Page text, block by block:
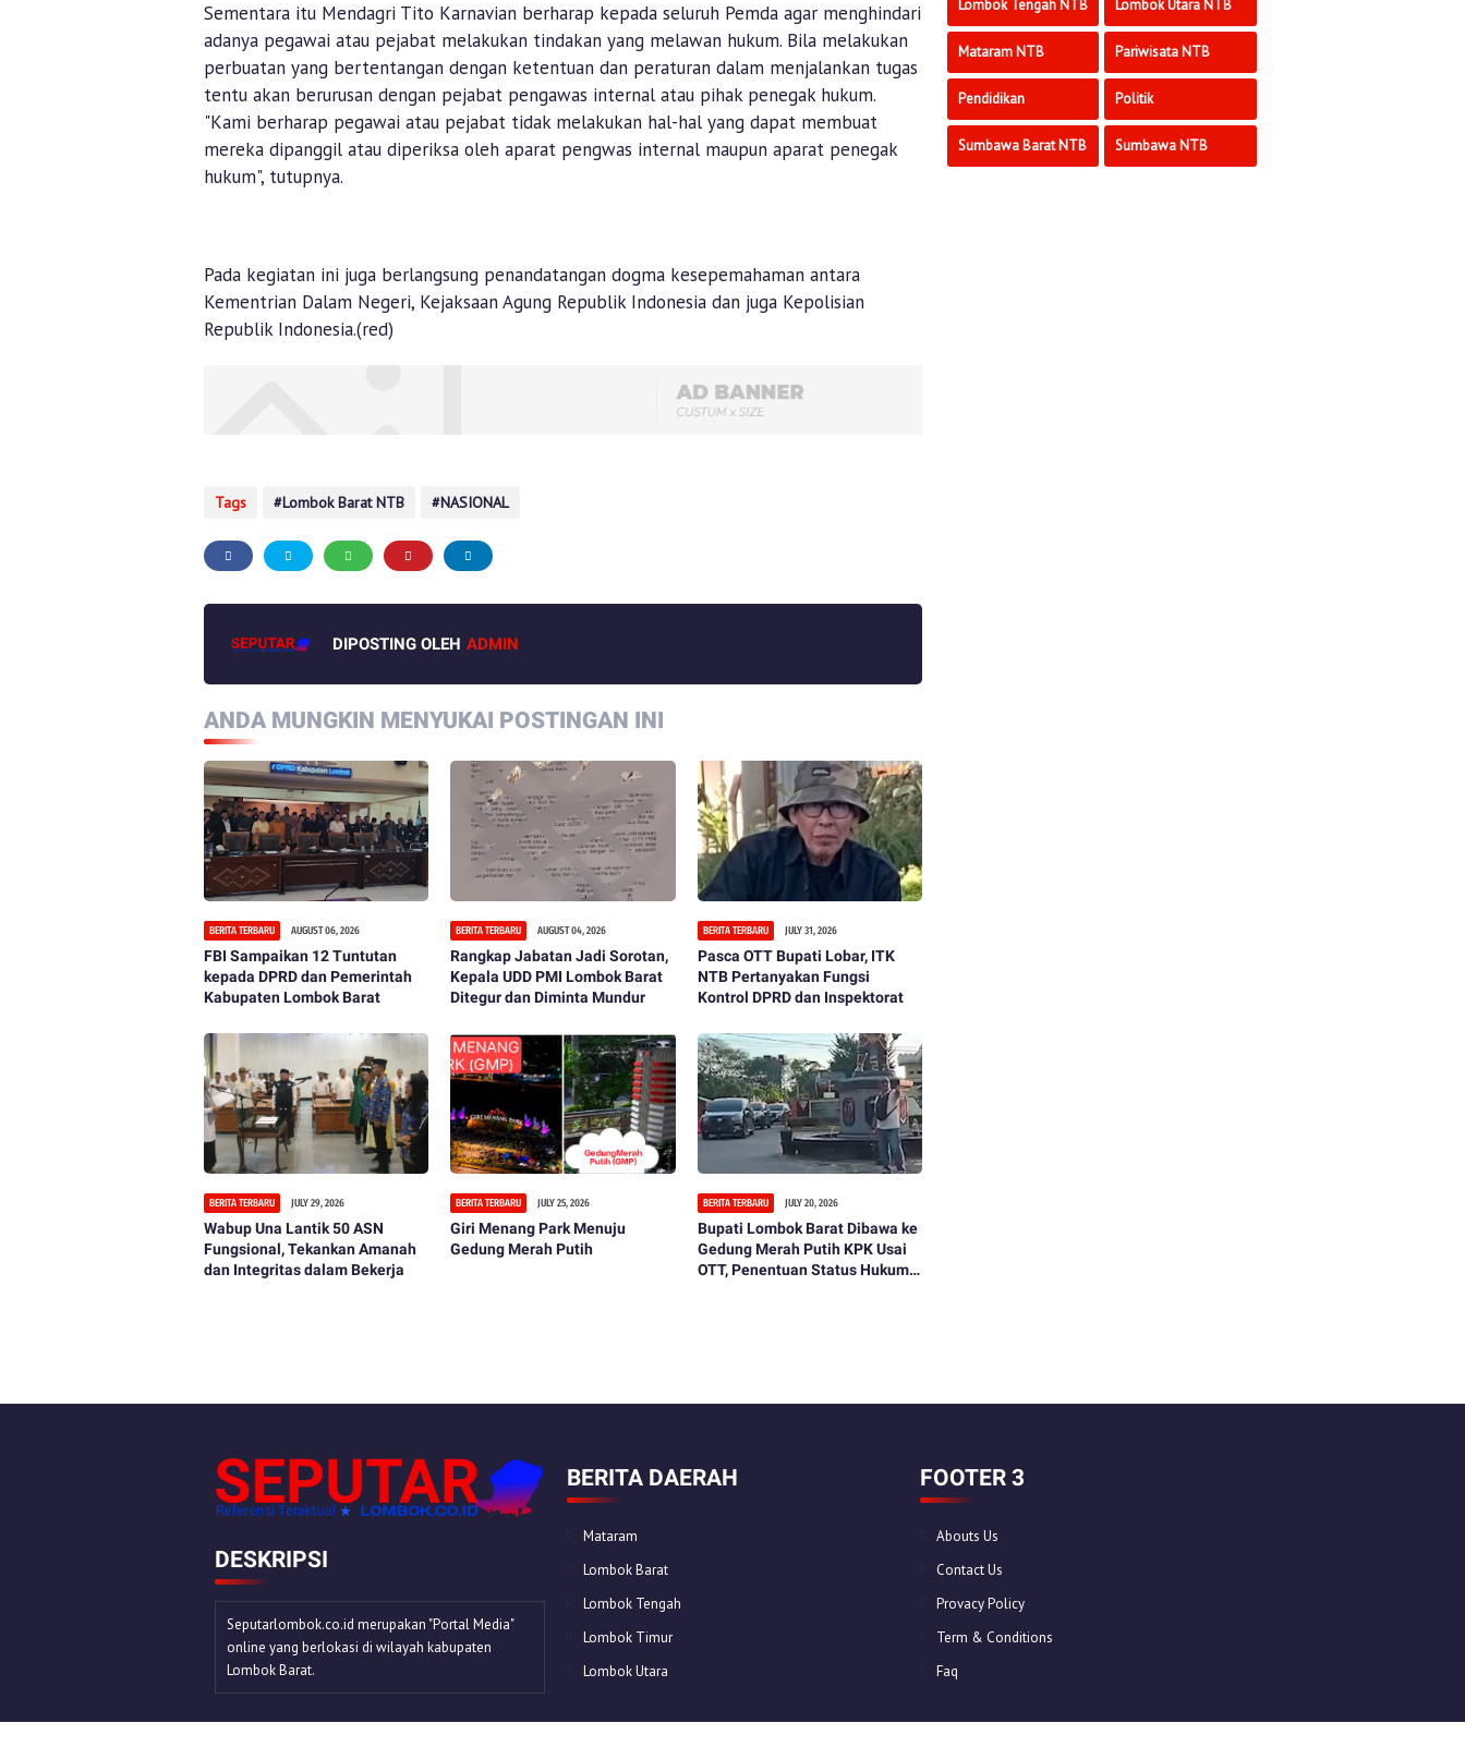
Sementara itu Mendagri Tito Karnavian berharap kepada seluruh Pemda agar menghindari
adanya pegawai atau pejabat melakukan tindakan yang melawan hukum. Bila melakukan
perbuatan yang bertentangan dengan ketentuan dan peraturan dalam menjalankan tugas
tentu akan berurusan dengan pejabat pengawas internal atau pihak penegak hukum.
"Kami berharap pegawai atau pejabat tidak melakukan hal-hal yang dapat membuat
mereka dipanggil atau diperiksa oleh aparat pengwas internal maupun aparat penegak
hukum", tutupnya.
Pada kegiatan ini juga berlangsung penandatangan dogma kesepemahaman antara
Kementrian Dalam Negeri, Kejaksaan Agung Republik Indonesia dan juga Kepolisian
Republik Indonesia.(red)
Tags Lombok Barat NTB NASIONAL
DIPOSTING OLEH ADMIN
ANDA MUNGKIN MENYUKAI POSTINGAN INI
BERITA TERBARU AUGUST 06, 2026
FBI Sampaikan 12 Tuntutan
kepada DPRD dan Pemerintah
Kabupaten Lombok Barat
BERITA TERBARU AUGUST 04, 2026
Rangkap Jabatan Jadi Sorotan,
Kepala UDD PMI Lombok Barat
Ditegur dan Diminta Mundur
BERITA TERBARU JULY 31, 2026
Pasca OTT Bupati Lobar, ITK
NTB Pertanyakan Fungsi
Kontrol DPRD dan Inspektorat
BERITA TERBARU JULY 29, 2026
Wabup Una Lantik 50 ASN
Fungsional, Tekankan Amanah
dan Integritas dalam Bekerja
BERITA TERBARU JULY 25, 2026
Giri Menang Park Menuju
Gedung Merah Putih
BERITA TERBARU JULY 20, 2026
Bupati Lombok Barat Dibawa ke
Gedung Merah Putih KPK Usai
OTT, Penentuan Status Hukum
Lombok Tengah NTB Lombok Utara NTB
Mataram NTB Pariwisata NTB
Pendidikan Politik
Sumbawa Barat NTB Sumbawa NTB
DESKRIPSI
Seputarlombok.co.id merupakan "Portal Media"
online yang berlokasi di wilayah kabupaten
Lombok Barat.
BERITA DAERAH
Mataram
Lombok Barat
Lombok Tengah
Lombok Timur
Lombok Utara
FOOTER 3
Abouts Us
Contact Us
Provacy Policy
Term & Conditions
Faq